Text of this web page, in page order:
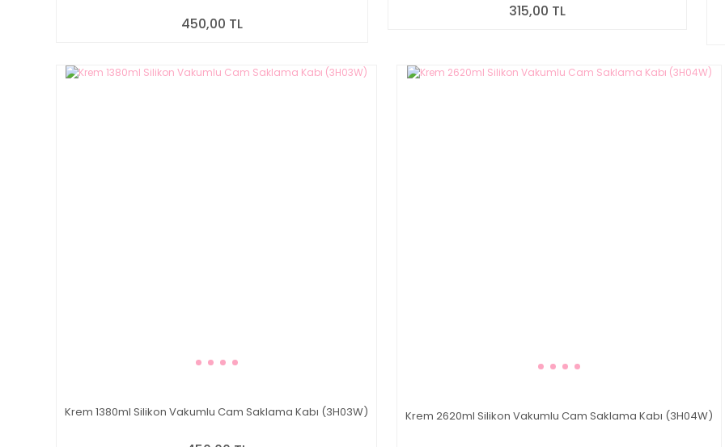
450,00 TL
315,00 TL
Krem 1380ml Silikon Vakumlu Cam Saklama Kabı (3H03W) Krem 2620ml Silikon Vakumlu Cam Saklama Kabı (3H04W)